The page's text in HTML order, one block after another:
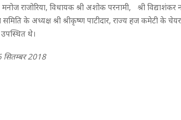
मनोज राजोरिया, विधायक श्री अशोक परनामी, श्री
के अध्यक्ष श्री श्रीकृष्ण पाटीदार, राज्य हज कमेटी के
थे।
सितम्बर 2018